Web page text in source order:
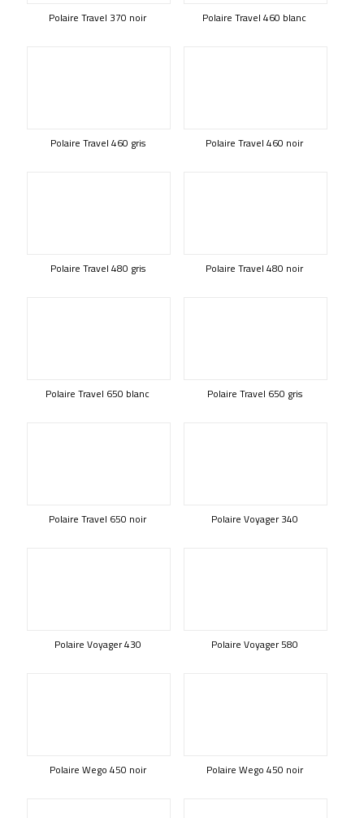
Polaire Travel 370 noir Polaire Travel 460 blanc
Polaire Travel 460 gris Polaire Travel 460 noir
Polaire Travel 480 gris Polaire Travel 480 noir
Polaire Travel 650 blanc Polaire Travel 650 gris
Polaire Travel 650 noir Polaire Voyager 340
Polaire Voyager 430 Polaire Voyager 580
Polaire Wego 450 noir Polaire Wego 450 noir